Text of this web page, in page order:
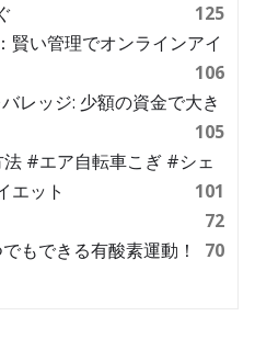
125
賢い管理でオンラインアイ
106
レッジ: 少額の資金で大き
105
#エア自転車こぎ #シェ
エット
101
72
もできる有酸素運動！
70